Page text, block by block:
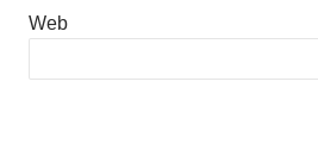
Web